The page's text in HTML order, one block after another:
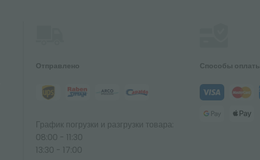
Отправлено
График погрузки и разгрузки товара:
08:00 - 11:30
13:30 - 17:00
Способы